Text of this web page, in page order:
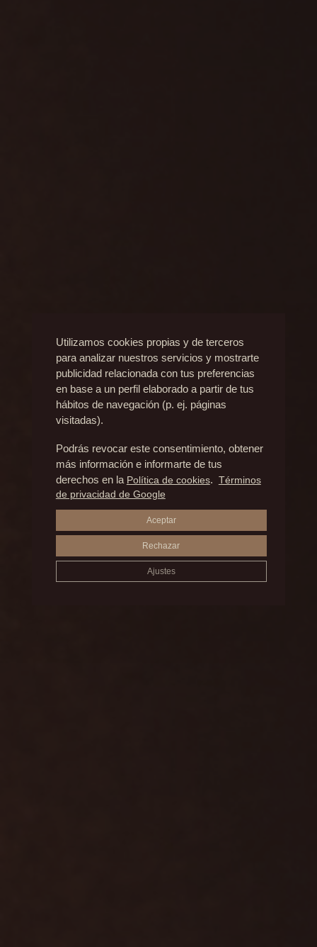
Resultados
ANTES Y DESPUÉS
BOLAS DE BICHAT
Utilizamos cookies propias y de terceros
para analizar nuestros servicios y mostrarte
publicidad relacionada con tus preferencias
en base a un perfil elaborado a partir de tus
hábitos de navegación (p. ej. páginas
visitadas).
Podrás revocar este consentimiento, obtener
más información e informarte de tus
derechos en la Política de cookies. Términos
de privacidad de Google
Aceptar
Rechazar
Ajustes